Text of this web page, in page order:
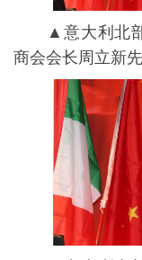
▲意⼤利北部
商会会长周立新